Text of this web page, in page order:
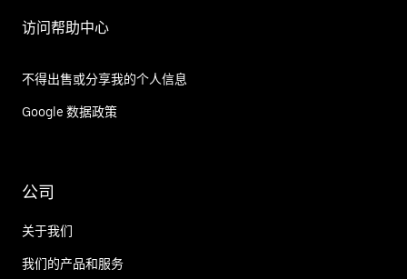
访问帮助中心
不得出售或分享我的个人信息
Google 数据政策
公司
关于我们
我们的产品和服务